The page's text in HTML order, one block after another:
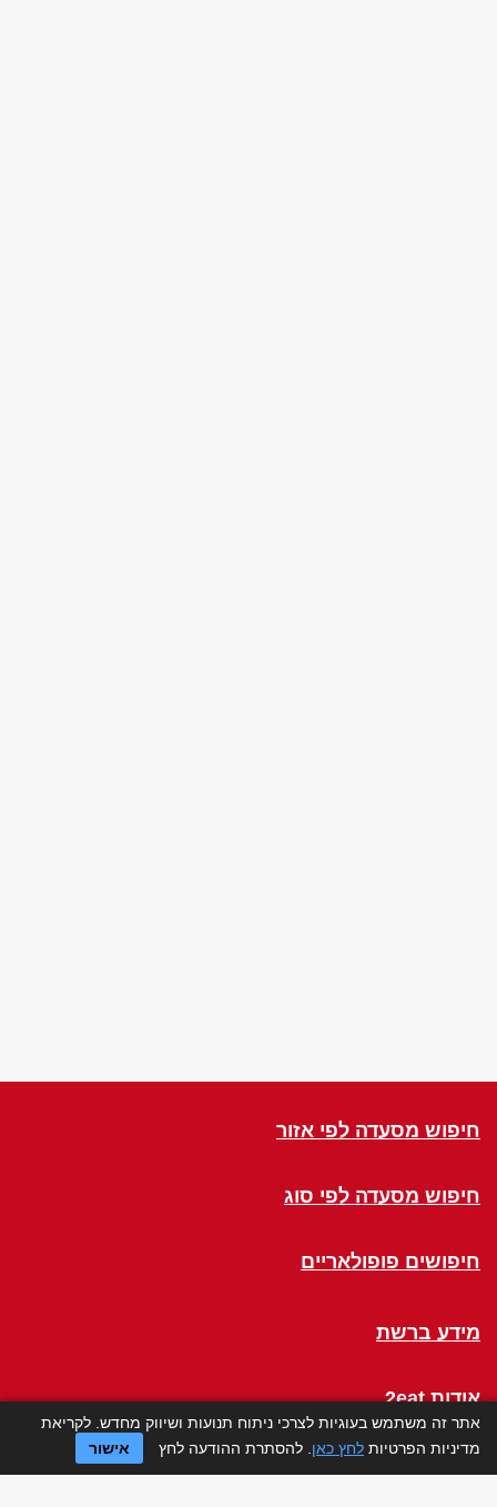
חיפוש מסעדה לפי אזור
חיפוש מסעדה לפי סוג
חיפושים פופולאריים
מידע ברשת
אודות 2eat
Click a Table
אתר זה משתמש בעוגיות לצרכי ניתוח תנועות ושיווק מחדש. לקריאת
מדיניות הפרטיות לחץ כאן . להסתרת ההודעה לחץ אישור